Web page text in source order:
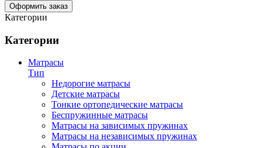
Оформить заказ
Категории
Категории
Матрасы
Тип
Недорогие матрасы
Детские матрасы
Тонкие ортопедические матрасы
Беспружинные матрасы
Матрасы на зависимых пружинах
Матрасы на независимых пружинах